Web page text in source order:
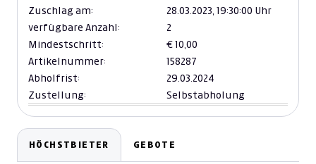
Zuschlag am:
28.03.2023, 19:30:00 Uhr
verfügbare Anzahl:
2
Mindestschritt:
€ 10,00
Artikelnummer:
158287
Abholfrist:
29.03.2024
Zustellung:
Selbstabholung
HÖCHSTBIETER GEBOTE